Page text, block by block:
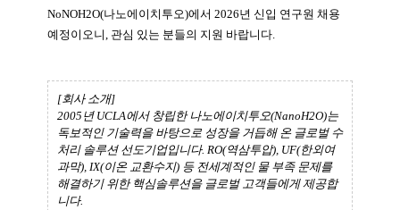
NoNOH2O(나노에이치투오)에서 2026년 신입 연구원 채용
예정이오니, 관심 있는 분들의 지원 바랍니다.
[회사 소개]
2005년 UCLA에서 창립한 나노에이치투오(NanoH2O)는
독보적인 기술력을 바탕으로 성장을 거듭해 온 글로벌 수
처리 솔루션 선도기업입니다. RO(역삼투압), UF(한외여
과막), IX(이온 교환수지) 등 전세계적인 물 부족 문제를
해결하기 위한 핵심솔루션을 글로벌 고객들에게 제공합
니다.